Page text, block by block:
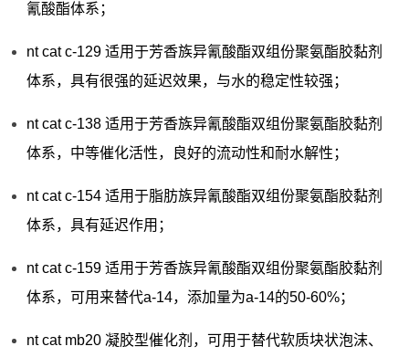
氰酸酯体系；
nt cat c-129 适用于芳香族异氰酸酯双组份聚氨酯胶黏剂
体系，具有很强的延迟效果，与水的稳定性较强；
nt cat c-138 适用于芳香族异氰酸酯双组份聚氨酯胶黏剂
体系，中等催化活性，良好的流动性和耐水解性；
nt cat c-154 适用于脂肪族异氰酸酯双组份聚氨酯胶黏剂
体系，具有延迟作用；
nt cat c-159 适用于芳香族异氰酸酯双组份聚氨酯胶黏剂
体系，可用来替代a-14，添加量为a-14的50-60%；
nt cat mb20 凝胶型催化剂，可用于替代软质块状泡沫、